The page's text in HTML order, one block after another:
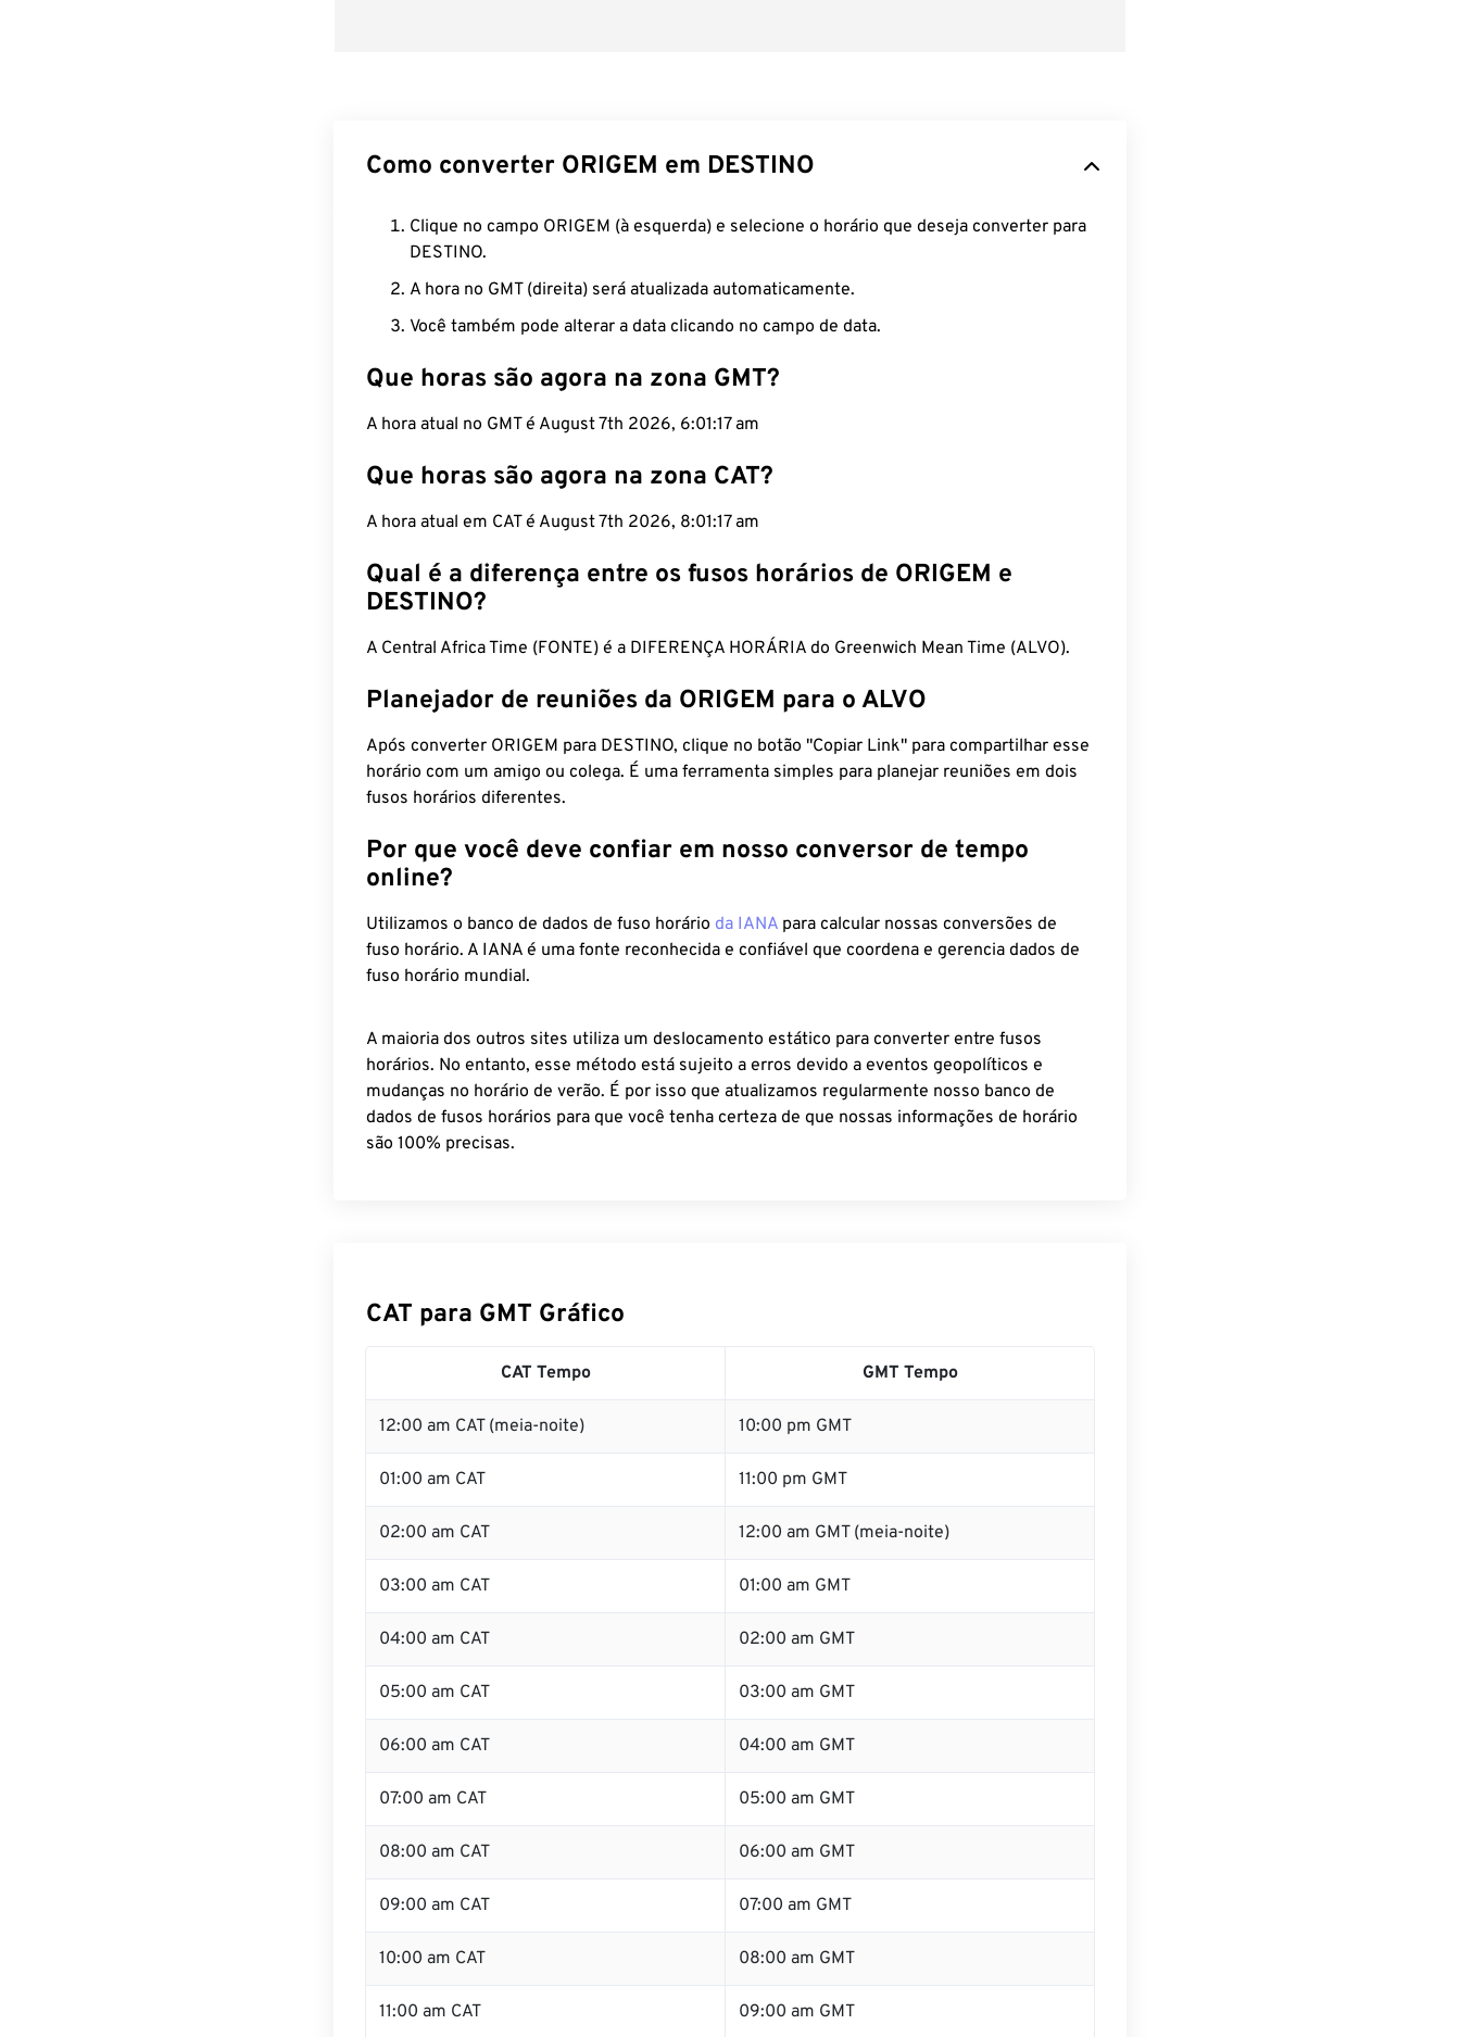
Como converter ORIGEM em DESTINO
Clique no campo ORIGEM (à esquerda) e selecione o horário que deseja converter para
DESTINO.
A hora no GMT (direita) será atualizada automaticamente.
Você também pode alterar a data clicando no campo de data.
Que horas são agora na zona GMT?
A hora atual no GMT é August 7th 2026, 6:01:18 am
Que horas são agora na zona CAT?
A hora atual em CAT é August 7th 2026, 8:01:18 am
Qual é a diferença entre os fusos horários de ORIGEM e
DESTINO?
A Central Africa Time (FONTE) é a DIFERENÇA HORÁRIA do Greenwich Mean Time (ALVO).
Planejador de reuniões da ORIGEM para o ALVO
Após converter ORIGEM para DESTINO, clique no botão "Copiar Link" para compartilhar esse
horário com um amigo ou colega. É uma ferramenta simples para planejar reuniões em dois
fusos horários diferentes.
Por que você deve confiar em nosso conversor de tempo
online?
Utilizamos o banco de dados de fuso horário da IANA para calcular nossas conversões de
fuso horário. A IANA é uma fonte reconhecida e confiável que coordena e gerencia dados de
fuso horário mundial.
A maioria dos outros sites utiliza um deslocamento estático para converter entre fusos
horários. No entanto, esse método está sujeito a erros devido a eventos geopolíticos e
mudanças no horário de verão. É por isso que atualizamos regularmente nosso banco de
dados de fusos horários para que você tenha certeza de que nossas informações de horário
são 100% precisas.
CAT para GMT Gráfico
CAT Tempo GMT Tempo
12:00 am CAT (meia-noite) 10:00 pm GMT
01:00 am CAT 11:00 pm GMT
02:00 am CAT 12:00 am GMT (meia-noite)
03:00 am CAT 01:00 am GMT
04:00 am CAT 02:00 am GMT
05:00 am CAT 03:00 am GMT
06:00 am CAT 04:00 am GMT
07:00 am CAT 05:00 am GMT
08:00 am CAT 06:00 am GMT
09:00 am CAT 07:00 am GMT
10:00 am CAT 08:00 am GMT
11:00 am CAT 09:00 am GMT